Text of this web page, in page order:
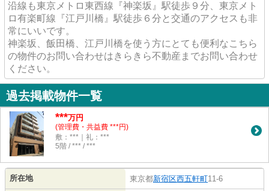
沿線も東京メトロ東西線『神楽坂』駅徒歩９分、東京メト
ロ有楽町線『江戸川橋』駅徒歩６分と交通のアクセスも非
常にいいです。
神楽坂、飯田橋、江戸川橋を使う方にとても便利なこちら
の物件のお問い合わせはきらきら不動産までお問い合わせ
ください。
過去掲載物件一覧
***万円
(管理費・共益費 ***円)
敷：***｜礼：***
5階 / *** / ***
所在地 東京都新宿区西五軒町11-6